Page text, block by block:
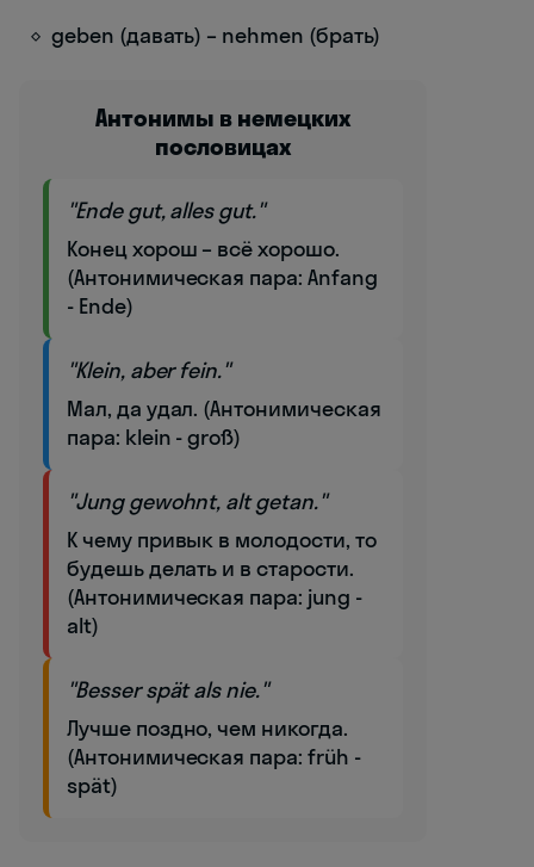
geben (давать) – nehmen (брать)
Антонимы в немецких
пословицах
"Ende gut, alles gut."
Конец хорош – всё хорошо.
(Антонимическая пара: Anfang
- Ende)
"Klein, aber fein."
Мал, да удал. (Антонимическая
пара: klein - groß)
"Jung gewohnt, alt getan."
К чему привык в молодости, то
будешь делать и в старости.
(Антонимическая пара: jung -
alt)
"Besser spät als nie."
Лучше поздно, чем никогда.
(Антонимическая пара: früh -
spät)